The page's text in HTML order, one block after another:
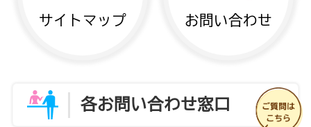
サイトマップ お問い合わせ
各お問い合わせ窓口